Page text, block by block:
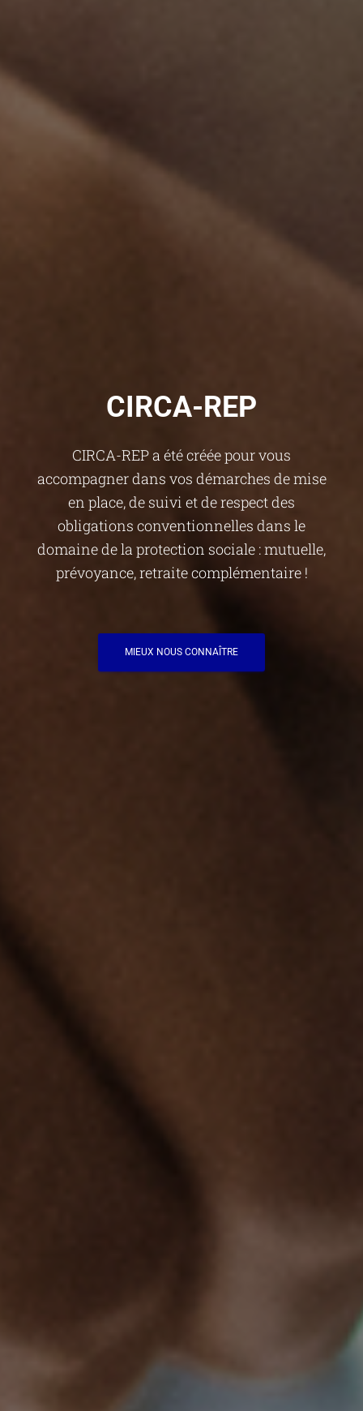
CIRCA-REP
CIRCA-REP a été créée pour vous
accompagner dans vos démarches de mise
en place, de suivi et de respect des
obligations conventionnelles dans le
domaine de la protection sociale : mutuelle,
prévoyance, retraite complémentaire !
MIEUX NOUS CONNAÎTRE